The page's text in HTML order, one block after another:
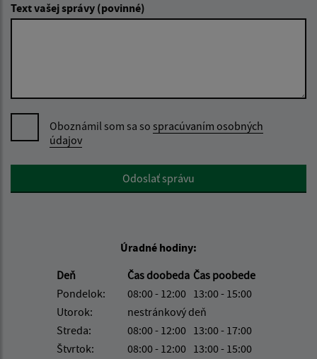
Text vašej správy (povinné)
Oboznámil som sa so spracúvaním osobných
údajov
Google reCaptcha ResponseOdoslať správu
Úradné hodiny:
Deň
Čas doobeda Čas poobede
Pondelok:
08:00 - 12:00 13:00 - 15:00
Utorok:
nestránkový deň
Streda:
08:00 - 12:00 13:00 - 17:00
Štvrtok:
08:00 - 12:00 13:00 - 15:00